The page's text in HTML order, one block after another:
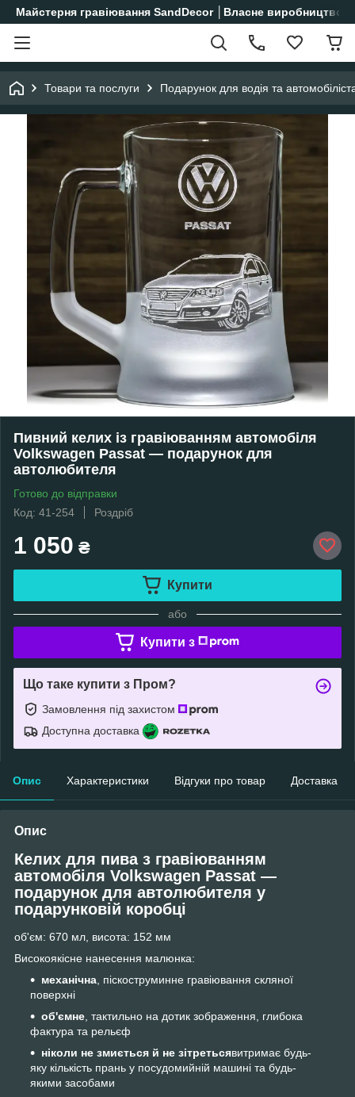
Майстерня гравіювання SandDecor │Власне виробництво│
Товари та послуги Подарунок для водія та
Пивний келих із гравіюванням автомобіля
Volkswagen Passat — подарунок для
автолюбителя
Готово до відправки
Код: 41-254
Роздріб
1 050 ₴
Купити
або
Купити з
Що таке купити з Пром?
Замовлення під захистом
Доступна доставка
Опис Характеристики Відгуки про товар Доставка
Опис
Келих для пива з гравіюванням
автомобіля Volkswagen Passat —
подарунок для автолюбителя у
подарунковій коробці
об'єм: 670 мл, висота: 152 мм
Високоякісне нанесення малюнка:
механічна, піскоструминне гравіювання скляної
поверхні
об'ємне, тактильно на дотик зображення, глибока
фактура та рельєф
ніколи не змиється й не зітретьсявитримає будь-
яку кількість прань у посудомийній машині та будь-
якими засобами